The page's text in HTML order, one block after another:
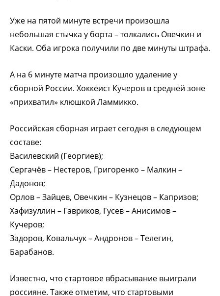
Уже на пятой минуте встречи произошла
небольшая стычка у борта – толкались Овечкин и
Каски. Оба игрока получили по две минуты штрафа.
А на 6 минуте матча произошло удаление у
сборной России. Хоккеист Кучеров в средней зоне
«прихватил» клюшкой Ламмикко.
Российская сборная играет сегодня в следующем
составе:
Василевский (Георгиев);
Сергачёв – Нестеров, Григоренко – Малкин –
Дадонов;
Орлов – Зайцев, Овечкин – Кузнецов – Капризов;
Хафизуллин – Гавриков, Гусев – Анисимов –
Кучеров;
Задоров, Ковальчук – Андронов – Телегин,
Барабанов.
Известно, что стартовое вбрасывание выиграли
россияне. Также отметим, что стартовыми